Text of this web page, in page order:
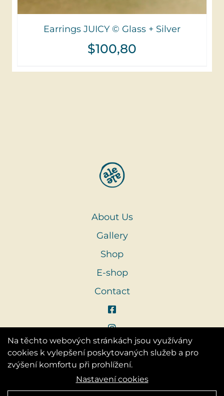
Earrings JUICY © Glass + Silver
$100,80
About Us
Gallery
Shop
E-shop
Contact
Vytvořila digitální agentura4WORKS
Na těchto webových stránkách jsou využívány
cookies k vylepšení poskytovaných služeb a pro
zvýšení komfortu při prohlížení.
Nastavení cookies